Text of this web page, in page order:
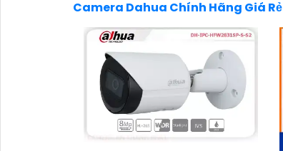
Camera Dahua Chính Hãng Giá Rẻ